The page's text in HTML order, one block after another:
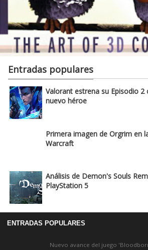
Entradas populares
Valorant estrena su Episodio
nuevo héroe
Primera imagen de Orgrim en
Warcraft
Análisis de Demon's Souls
PlayStation 5
ENTRADAS POPULARES
Nuevo avance del juego